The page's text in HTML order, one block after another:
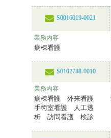
S0016019-0021
業務内容
病棟看護
S0102788-0010
業務内容
病棟看護 外来看護
手術室看護 人工透
析 訪問看護 検診